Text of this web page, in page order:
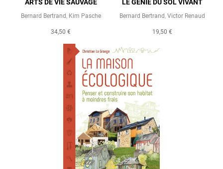
ARTS DE VIE SAUVAGE
Bernard Bertrand Kim Pasche
34,50 €
LE GÉNIE DU SOL VIVANT
Bernard Bertrand Victor Renaud
19,50 €